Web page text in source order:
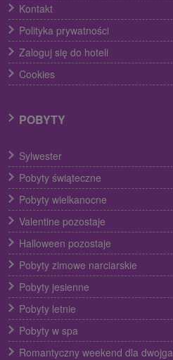
Kontakt
Polityka prywatności
Zaloguj się do hoteli
Cookies
POBYTY
Sylwester
Pobyty świąteczne
Pobyty wielkanocne
Valentine pozostaje
Halloween pozostaje
Pobyty zimowe narciarskie
Pobyty jesienne
Pobyty letnie
Pobyty w spa
Romantyczny weekend dla dwojga